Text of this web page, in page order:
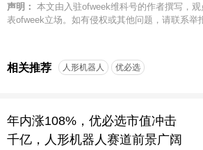
声明： 本文由入驻ofweek维科号的作者撰写，
表ofweek立场。如有侵权或其他问题，请联系举
相关推荐 人形机器人 优必选
年内涨108%，优必选市值冲击
千亿，人形机器人赛道前景广阔